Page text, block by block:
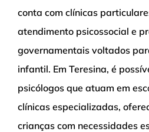
conta com clínicas
atendimento psicossocial e
governamentais voltados
infantil. Em Teresina, é
psicólogos que atuam em
clínicas especializadas,
crianças com necessidades